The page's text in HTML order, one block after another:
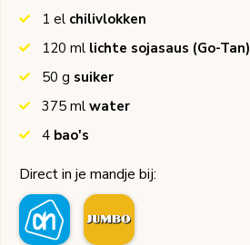
1 el chilivlokken
120 ml lichte sojasaus (Go-Tan)
50 g suiker
375 ml water
4 bao's
Direct in je mandje bij: